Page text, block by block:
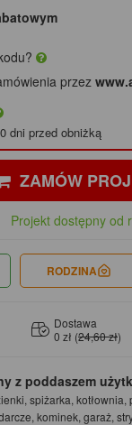
z poddaszem
spiżarka,
kominek, garaż,
przez
dni przed obniżką
ZAMÓW
Projekt dostępny od
RODZINA
Dostawa
0 zł (24,60 zł)